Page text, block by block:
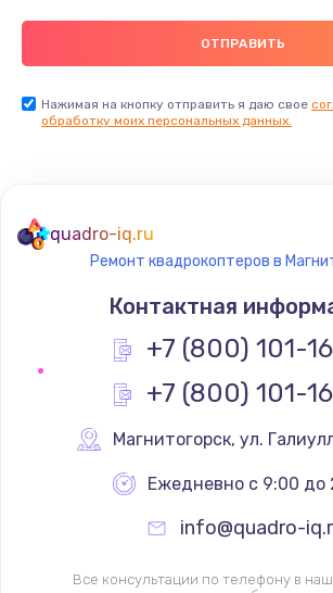
Нажимая на кнопку отправить я даю свое
обработку моих персональных данных.
quadro-iq.ru
Ремонт квадрокоптеров в
Контактная
+7 (800) 101-
+7 (800) 101-
Магнитогорск, ул.
Ежедневно с 9:00 до
info@quadro-
Все консультации по телефону в